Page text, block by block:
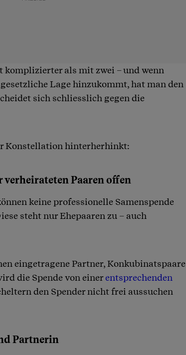
komplizierter als mit zwei – und wenn
Lage hinzukommt, hat man den
sich schliesslich gegen die
Konstellation hinterherhinkt:
verheirateten Paaren offen
keine professionelle Samenspende
steht nur Ehepaaren zu – auch
eingetragene Partner, Konkubinatspaare
die Spende von einerentsprechenden
den Spender nicht frei aussuchen
Partnerin